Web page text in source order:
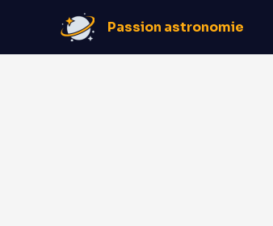
contenu
Passion astronomie